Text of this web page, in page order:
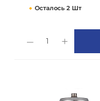
Осталось 2 Шт
1